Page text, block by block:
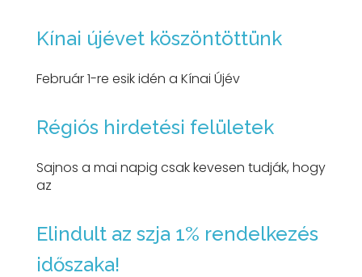
Kínai újévet köszöntöttünk
Február 1-re esik idén a Kínai Újév
Régiós hirdetési felületek
Sajnos a mai napig csak kevesen tudják, hogy
az
Elindult az szja 1% rendelkezés
időszaka!